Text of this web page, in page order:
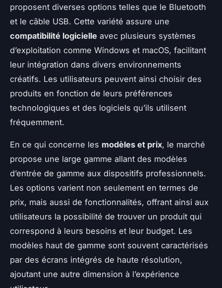
proposent diverses options telles que le Bluetooth
et le câble USB. Cette variété assure une
compatibilité logicielle avec plusieurs systèmes
d’exploitation comme Windows et macOS, facilitant
leur intégration dans divers environnements
créatifs. Les utilisateurs peuvent ainsi choisir des
produits en fonction de leurs préférences
technologiques et des logiciels qu’ils utilisent
fréquemment.
En ce qui concerne les modèles et prix, le marché
propose une large gamme allant des modèles
d’entrée de gamme aux dispositifs professionnels.
Les options varient non seulement en termes de
prix, mais aussi de fonctionnalités, offrant ainsi aux
utilisateurs la possibilité de trouver un produit qui
correspond à leurs besoins et leur budget. Les
modèles haut de gamme sont souvent caractérisés
par des écrans intégrés de haute résolution,
ajoutant une autre dimension à l’expérience